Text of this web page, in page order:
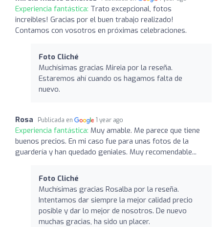
Experiencia fantástica: Trato excepcional, fotos
increibles! Gracias por el buen trabajo realizado!
Contamos con vosotros en próximas celebraciones.
Foto Cliché
Muchísimas gracias Mireia por la reseña.
Estaremos ahí cuando os hagamos falta de
nuevo.
Rosa Publicada en 1 year ago
Experiencia fantástica: Muy amable. Me parece que tiene
buenos precios. En mi caso fue para unas fotos de la
guardería y han quedado geniales. Muy recomendable...
Foto Cliché
Muchísimas gracias Rosalba por la reseña.
Intentamos dar siempre la mejor calidad precio
posible y dar lo mejor de nosotros. De nuevo
muchas gracias, ha sido un placer.